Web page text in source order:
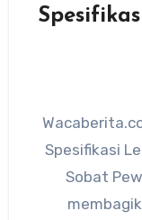
Spesifikasi
Sobat